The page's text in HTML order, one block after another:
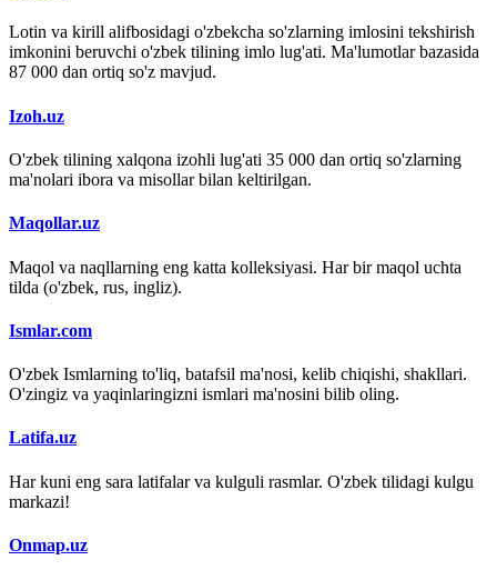
Lotin va kirill alifbosidagi o'zbekcha so'zlarning imlosini tekshirish
imkonini beruvchi o'zbek tilining imlo lug'ati. Ma'lumotlar bazasida
87 000 dan ortiq so'z mavjud.
Izoh.uz
O'zbek tilining xalqona izohli lug'ati 35 000 dan ortiq so'zlarning
ma'nolari ibora va misollar bilan keltirilgan.
Maqollar.uz
Maqol va naqllarning eng katta kolleksiyasi. Har bir maqol uchta
tilda (o'zbek, rus, ingliz).
Ismlar.com
O'zbek Ismlarning to'liq, batafsil ma'nosi, kelib chiqishi, shakllari.
O'zingiz va yaqinlaringizni ismlari ma'nosini bilib oling.
Latifa.uz
Har kuni eng sara latifalar va kulguli rasmlar. O'zbek tilidagi kulgu
markazi!
Onmap.uz